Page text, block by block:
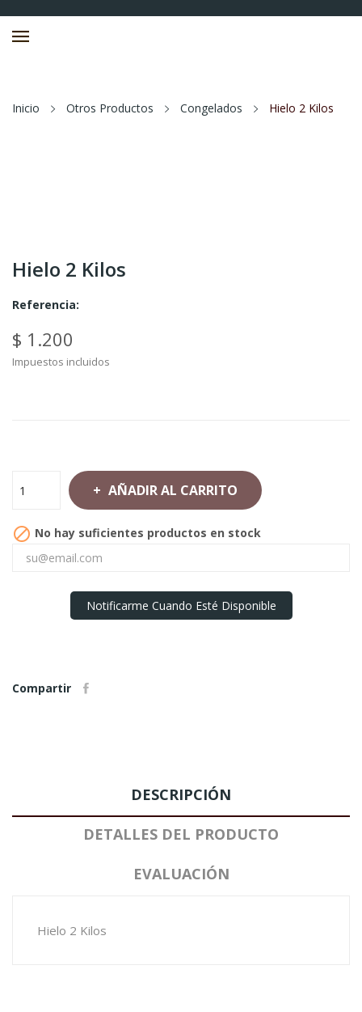
Inicio Otros Productos Congelados Hielo 2 Kilos
Hielo 2 Kilos
Referencia:
$ 1.200
Impuestos incluidos
AÑADIR AL CARRITO
 No hay suficientes productos en stock
Notificarme Cuando Esté Disponible
Compartir
DESCRIPCIÓN
DETALLES DEL PRODUCTO
EVALUACIÓN
Hielo 2 Kilos